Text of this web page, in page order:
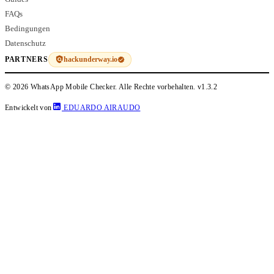
FAQs
Bedingungen
Datenschutz
PARTNERS hackunderway.io
© 2026 WhatsApp Mobile Checker. Alle Rechte vorbehalten. v1.3.2
Entwickelt von EDUARDO AIRAUDO